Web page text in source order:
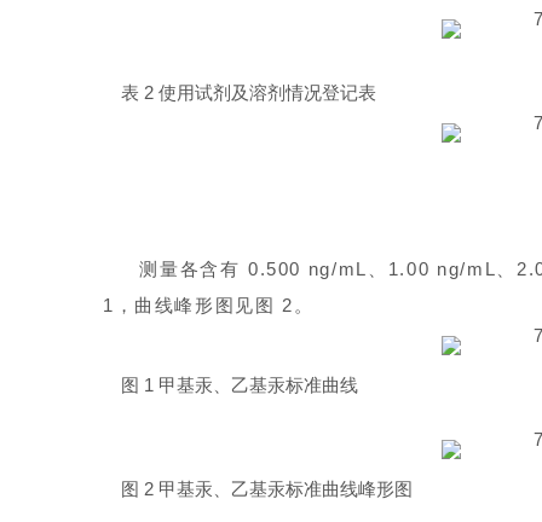
表 2 使用试剂及溶剂情况登记表
测量各含有 0.500 ng/mL、1.00 ng/mL、
1，曲线峰形图 见图 2。
图 1 甲基汞、乙基汞标准曲线
图 2 甲基汞、乙基汞标准曲线峰形图